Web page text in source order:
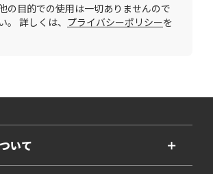
の目的での使用は一切ありませんので
。 詳しくは、 プライバシーポリシーを
いて ＋